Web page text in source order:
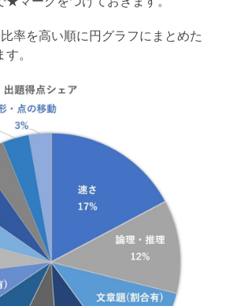
率を高い順に円グラフにまとめた
。